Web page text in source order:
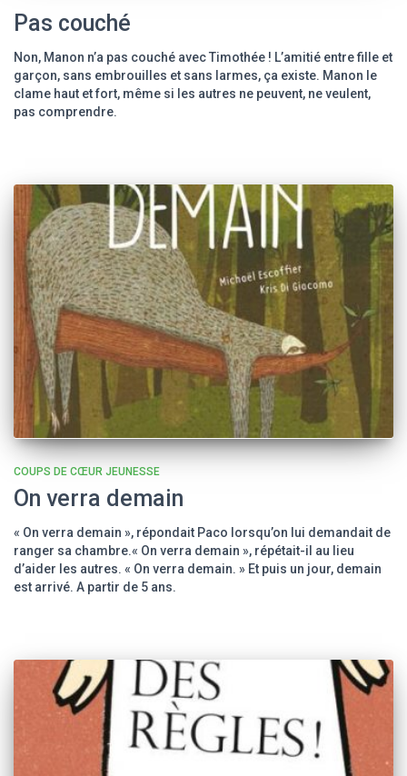
Pas couché
Non, Manon n’a pas couché avec Timothée ! L’amitié entre fille et
garçon, sans embrouilles et sans larmes, ça existe. Manon le
clame haut et fort, même si les autres ne peuvent, ne veulent,
pas comprendre.
COUPS DE CŒUR JEUNESSE
On verra demain
« On verra demain », répondait Paco lorsqu’on lui demandait de
ranger sa chambre.« On verra demain », répétait-il au lieu
d’aider les autres. « On verra demain. » Et puis un jour, demain
est arrivé. A partir de 5 ans.